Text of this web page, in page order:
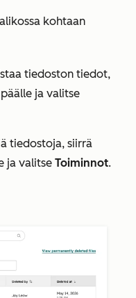
kohtaan
tiedoston tiedot,
päälle ja valitse
tiedostoja, siirrä
ja valitse Toiminnot.